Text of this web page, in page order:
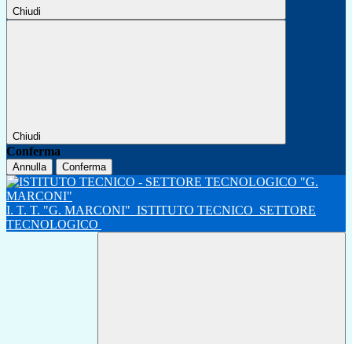
Chiudi
Chiudi
Conferma
Annulla Conferma
I. T. T. "G. MARCONI" ISTITUTO TECNICO SETTORE
TECNOLOGICO